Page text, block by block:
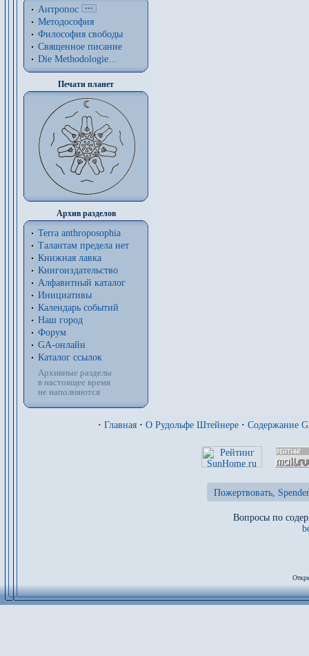
Антропос
Методософия
Философия cвободы
Священное писание
Die Methodologie...
Печати планет
Архив разделов
Terra anthroposophia
Талантам предела нет
Книжная лавка
Книгоиздательство
Алфавитный каталог
Инициативы
Календарь событий
Наш город
Форум
GA-онлайн
Каталог ссылок
Архивные разделы
в настоящее время
не наполняются
· Главная · О Рудольфе Штейнере · Содержание
Пожертвовать,
Вопросы по